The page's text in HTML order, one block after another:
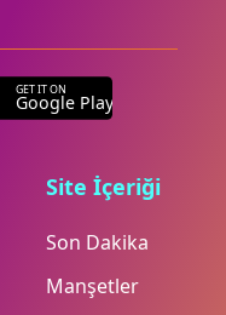
GET IT ON
Google Play
Site İçeriği
Son Dakika
Manşetler